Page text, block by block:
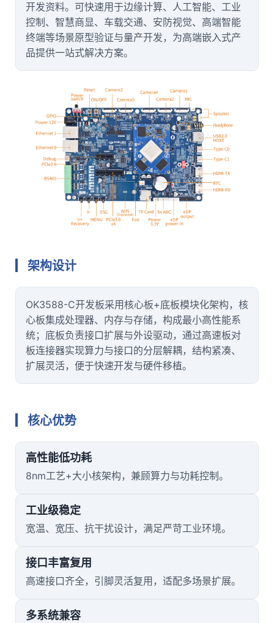
开发资料。可快速用于边缘计算、人工智能、工业
控制、智慧商显、车载交通、安防视觉、高端智能
终端等场景原型验证与量产开发，为高端嵌入式产
品提供一站式解决方案。
架构设计
OK3588-C开发板采用核心板+底板模块化架构，核
心板集成处理器、内存与存储，构成最小高性能系
统；底板负责接口扩展与外设驱动，通过高速板对
板连接器实现算力与接口的分层解耦，结构紧凑、
扩展灵活，便于快速开发与硬件移植。
核心优势
高性能低功耗
8nm工艺+大小核架构，兼顾算力与功耗控制。
工业级稳定
宽温、宽压、抗干扰设计，满足严苛工业环境。
接口丰富复用
高速接口齐全， 引脚灵活复用，适配多场景扩展。
多系统兼容